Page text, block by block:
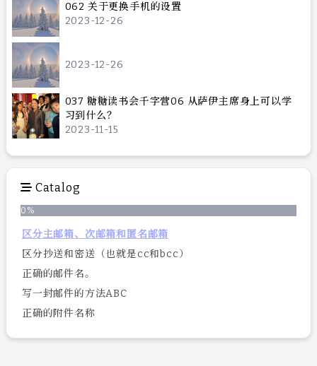
062 关于更换手机的设置
2023-12-26
2023-12-26
037 糖糖读书会千字营06 从萨伊主席身上可以学
习到什么？
2023-11-15
Catalog
0 %
区分主邮箱、次邮箱和匿名邮箱
区分抄送和密送（也就是cc和bcc）
正确的邮件名。
写一封邮件的方法ABC
正确的附件名称